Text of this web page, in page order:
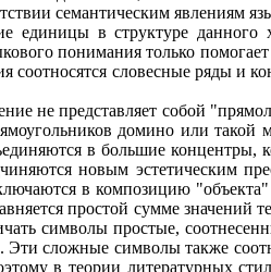
семантическим явлениям
единицы в структуре
понимания только
соотносятся словесные ряды и
не представляет собой
домино или такой
в большие концентры,
новым эстетическим
в композицию
простой сумме значений
символы простые,
сложные символы также
в теории литературных